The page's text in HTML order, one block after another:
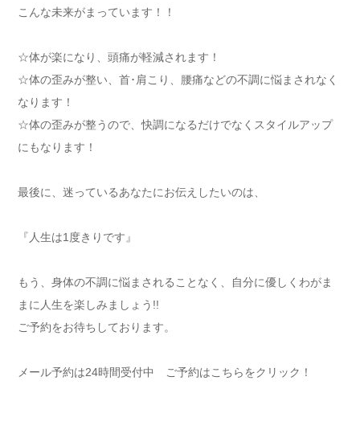
こんな未来がまっています！！
☆体が楽になり、頭痛が軽減されます！
☆体の歪みが整い、首･肩こり、腰痛などの不調に悩まされなく
なります！
☆体の歪みが整うので、快調になるだけでなくスタイルアップ
にもなります！
最後に、迷っているあなたにお伝えしたいのは、
『人生は1度きりです』
もう、身体の不調に悩まされることなく、自分に優しくわがま
まに人生を楽しみましょう!!
ご予約をお待ちしております。
メール予約は24時間受付中 ご予約はこちらをクリック！